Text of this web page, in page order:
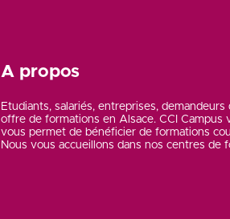
A propos
Etudiants, salariés, entreprises,
offre de formations en Alsace. CCI Campus
vous permet de bénéficier de formations
Nous vous accueillons dans nos centres de